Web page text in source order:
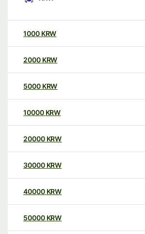
1000 KRW
2000 KRW
5000 KRW
10000 KRW
20000 KRW
30000 KRW
40000 KRW
50000 KRW